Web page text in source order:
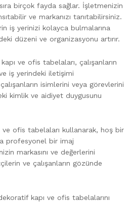
birçok fayda sağlar. İşletmenizin
ve markanızı tanıtabilirsiniz.
iş yerinizi kolayca bulmalarına
düzeni ve organizasyonu artırır.
ve ofis tabelaları, çalışanların
iş yerindeki iletişimi
isimlerini veya görevlerini
kimlik ve aidiyet duygusunu
ve ofis tabelaları kullanarak, hoş bir
profesyonel bir imaj
markasını ve değerlerini
ve çalışanların gözünde
kapı ve ofis tabelalarını